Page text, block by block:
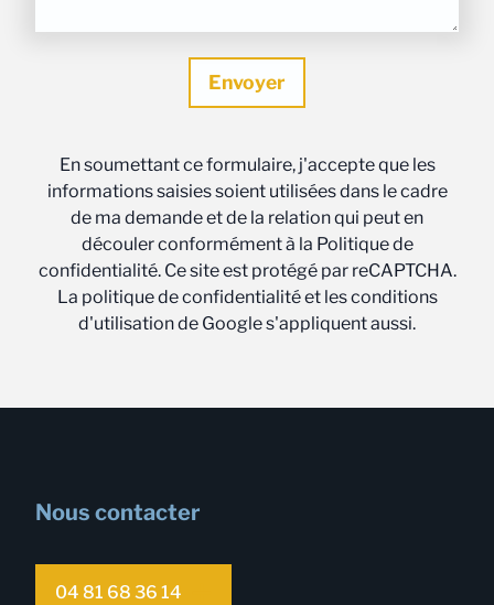
En soumettant ce formulaire, j'accepte que les
informations saisies soient utilisées dans le cadre
de ma demande et de la relation qui peut en
découler conformément à la Politique de
confidentialité. Ce site est protégé par reCAPTCHA.
La politique de confidentialité et les conditions
d'utilisation de Google s'appliquent aussi.
Nous contacter
04 81 68 36 14